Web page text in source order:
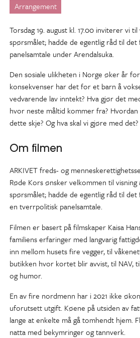
Arrangement
Torsdag 19. august kl. 17.00 inviterer vi
spørsmålet; hadde de egentlig råd til
panelsamtale under Arendalsuka.
Den sosiale ulikheten i Norge øker år
konsekvenser har det for et barn å
vedvarende lav inntekt? Hva gjør det
hvor neste måltid kommer fra? Hvordan
dette skje? Og hva skal vi gjøre med det?
Om filmen
ARKIVET freds- og
Røde Kors ønsker velkommen til
spørsmålet; hadde de egentlig råd til
en tverrpolitisk panelsamtale.
Filmen er basert på filmskaper Kaisa
familiens erfaringer med langvarig
inn mellom husets fire vegger, til
butikken hvor kortet blir avvist, til NAV,
og humor.
En av fire nordmenn har i 2021 ikke
uforutsett utgift. Køene på utsiden av
lange at enkelte må gå tomhendt hjem.
natta med bekymringer og tannverk.